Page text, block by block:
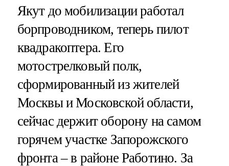
Якут до мобилизации работал
борпроводником, теперь пилот
квадракоптера. Его
мотострелковый полк,
сформированный из жителей
Москвы и Московской области,
сейчас держит оборону на самом
горячем участке Запорожского
фронта – в районе Работино. За